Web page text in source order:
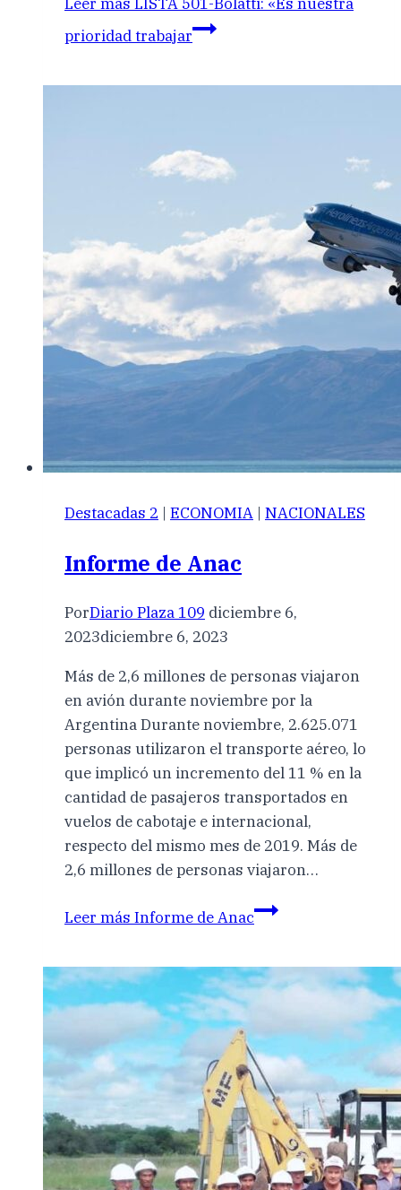
Leer más LISTA 501-Bolatti: «Es nuestra
prioridad trabajar
Destacadas 2 | ECONOMIA | NACIONALES
Informe de Anac
PorDiario Plaza 109 diciembre 6,
2023diciembre 6, 2023
Más de 2,6 millones de personas viajaron
en avión durante noviembre por la
Argentina Durante noviembre, 2.625.071
personas utilizaron el transporte aéreo, lo
que implicó un incremento del 11 % en la
cantidad de pasajeros transportados en
vuelos de cabotaje e internacional,
respecto del mismo mes de 2019. Más de
2,6 millones de personas viajaron…
Leer más Informe de Anac